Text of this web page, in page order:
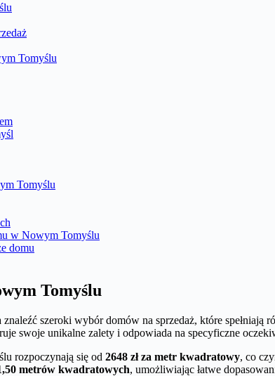
Tomyślu
Tomyślu
w Nowym Tomyślu
domu
Tomyślu
szeroki wybór domów na sprzedaż, które
swoje unikalne zalety i odpowiada na specyficzne
rozpoczynają się od 2648 zł za metr kwadratowy, co
metrów kwadratowych, umożliwiając łatwe